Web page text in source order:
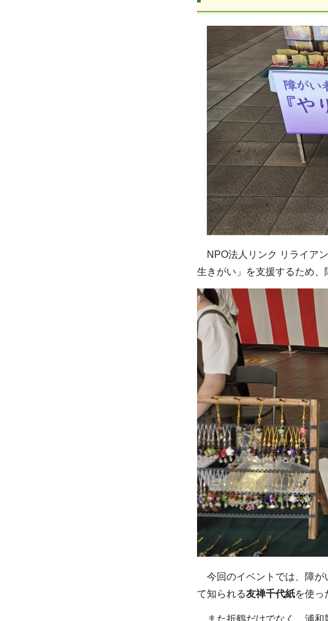
NPO法人リンク リライア
生きがい」を支援するため、
今回のイベントでは、障が
て知られる友禅千代紙を使っ
また折鶴だけでなく、浦和